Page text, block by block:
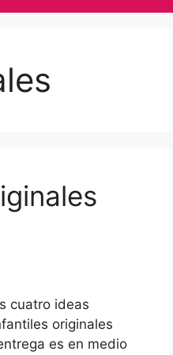
cuatro ideas
originales
es en medio